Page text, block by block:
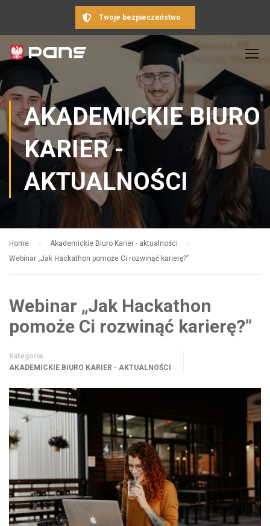
Twoje bezpieczeństwo
AKADEMICKIE BIURO
KARIER -
AKTUALNOŚCI
Home
Akademickie Biuro Karier - aktualności
Webinar „Jak Hackathon pomoże Ci rozwinąć karierę?”
Webinar „Jak Hackathon
pomoże Ci rozwinąć karierę?”
Kategorie
AKADEMICKIE BIURO KARIER - AKTUALNOŚCI